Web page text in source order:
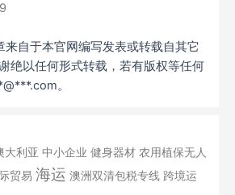
来自于本官网编写发表或转载自其它
绝以任何形式转载，若有版权等任何
。
大利亚 中小企业 健身器材 农用植保无人
贸易 海运 澳洲双清包税专线 跨境运